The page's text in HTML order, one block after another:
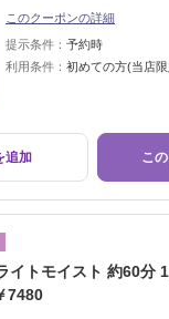
このクーポンの詳細
提示条件： 予約時
利用条件： 初めての方(当店
追加 こ
イトモイスト 約60分
7480